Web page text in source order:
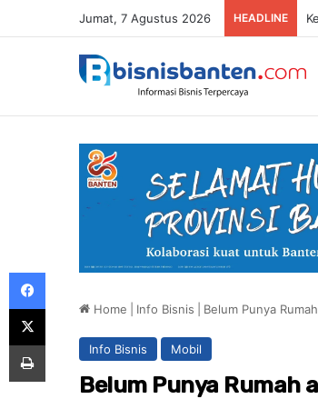
Jumat, 7 Agustus 2026 HEADLINE
Home Info Bisnis Belum Punya
Info Bisnis Mobil
Belum Punya Rumah
Facebook